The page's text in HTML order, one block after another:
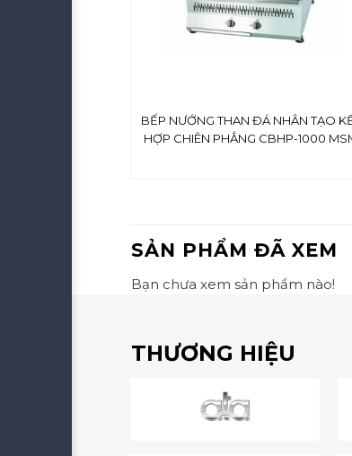
BẾP NƯỚNG THAN ĐÁ NHÂN TẠO
HỢP CHIÊN PHẲNG CBHP-1000
SẢN PHẨM ĐÃ XEM
Bạn chưa xem sản phẩm nào!
THƯƠNG HIỆU